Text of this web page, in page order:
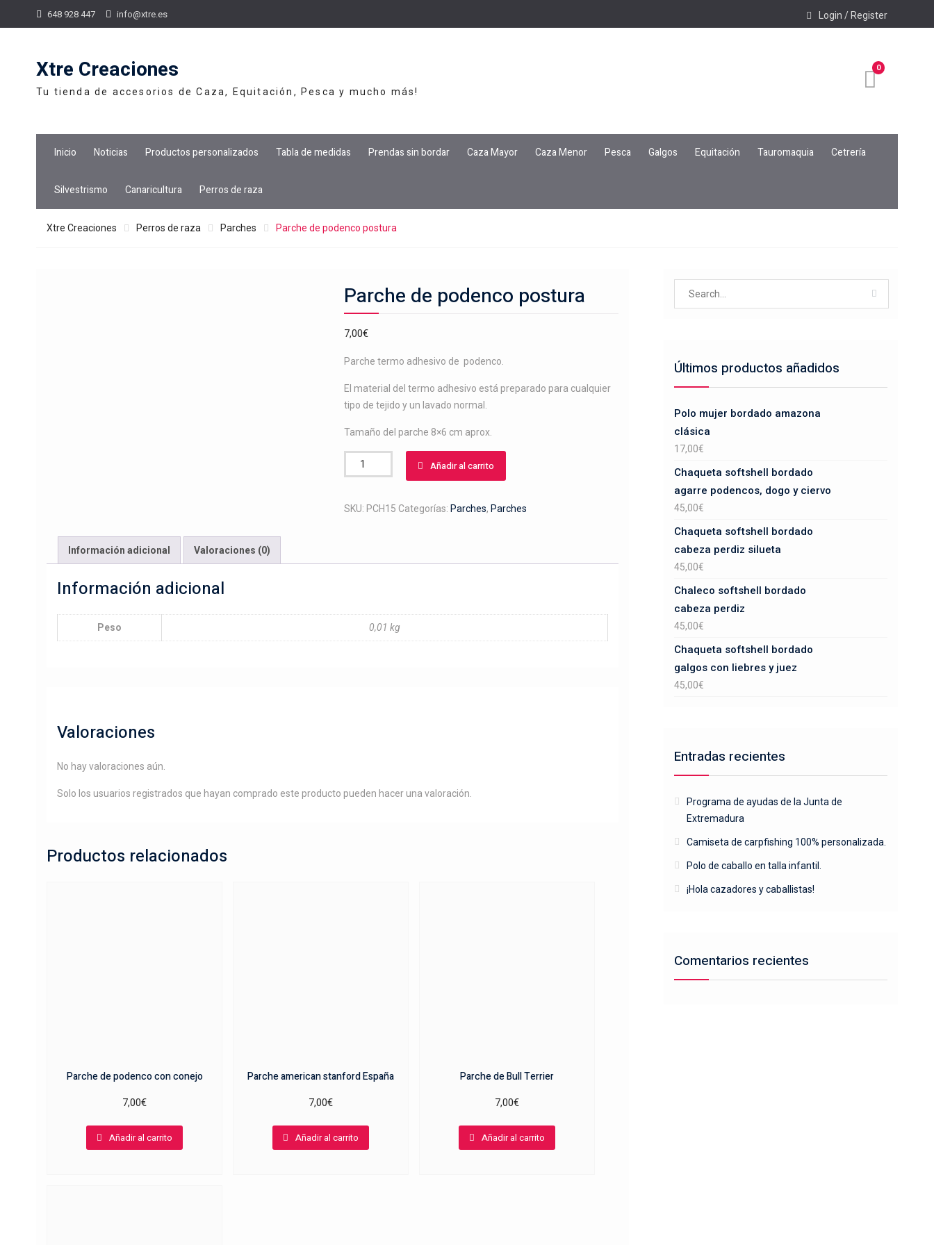
648 928 447 info@xtre.es Login / Register
Xtre Creaciones
Tu tienda de accesorios de Caza, Equitación, Pesca y mucho más!
0
Inicio Noticias Productos personalizados Tabla de medidas Prendas sin bordar Caza Mayor Caza Menor Pesca Galgos Equitación Tauromaquia Cetrería
Silvestrismo Canaricultura Perros de raza
Xtre Creaciones Perros de raza Parches Parche de podenco postura
Parche de podenco postura
7,00€
Parche termo adhesivo de podenco.
El material del termo adhesivo está preparado para cualquier
tipo de tejido y un lavado normal.
Tamaño del parche 8×6 cm aprox.
Parche
de
postura
Añadir al carrito
SKU: PCH15 Categorías: Parches, Parches
Información adicional Valoraciones (0)
Información adicional
Peso 0,01 kg
Valoraciones
No hay valoraciones aún.
Solo los usuarios registrados que hayan comprado este producto pueden hacer una valoración.
Productos relacionados
Parche de podenco con conejo
7,00€
Añadir al carrito
Parche american stanford España
7,00€
Añadir al carrito
Parche de Bull Terrier
7,00€
Añadir al carrito
Últimos productos añadidos
Polo mujer bordado amazona
clásica
17,00€
Chaqueta softshell bordado
agarre podencos, dogo y ciervo
45,00€
Chaqueta softshell bordado
cabeza perdiz silueta
45,00€
Chaleco softshell bordado
cabeza perdiz
45,00€
Chaqueta softshell bordado
galgos con liebres y juez
45,00€
Entradas recientes
Programa de ayudas de la Junta de
Extremadura
Camiseta de carpfishing 100% personalizada.
Polo de caballo en talla infantil.
¡Hola cazadores y caballistas!
Comentarios recientes